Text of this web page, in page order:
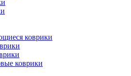
коврики
коврики